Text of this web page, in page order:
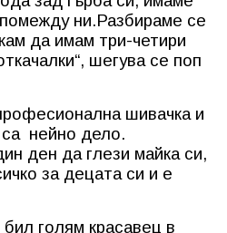
ни.Разбираме се
да имам три-четири
шегува се поп
шивачка и
нейно дело.
ден да глези майка си,
за децата си и е
голям красавец в